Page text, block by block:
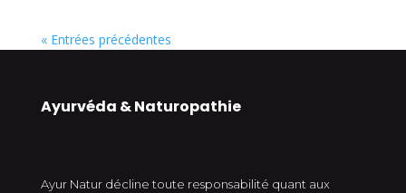
« Entrées précédentes
Ayurvéda & Naturopathie
Ayur Natur décline toute responsabilité quant aux